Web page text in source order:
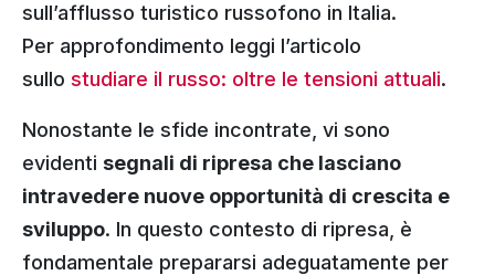
sull’afflusso turistico russofono in Italia.
Per approfondimento leggi l’articolo
sullo studiare il russo: oltre le tensioni attuali.
Nonostante le sfide incontrate, vi sono
evidenti segnali di ripresa che lasciano
intravedere nuove opportunità di crescita e
sviluppo. In questo contesto di ripresa, è
fondamentale prepararsi adeguatamente per